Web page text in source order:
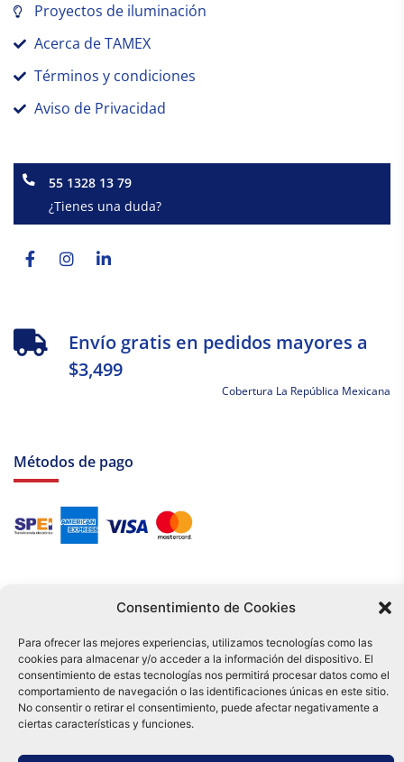
Consentimiento de Cookies
Para ofrecer las mejores experiencias, utilizamos tecnologías como las
cookies para almacenar y/o acceder a la información del dispositivo. El
consentimiento de estas tecnologías nos permitirá procesar datos como el
comportamiento de navegación o las identificaciones únicas en este sitio.
No consentir o retirar el consentimiento, puede afectar negativamente a
ciertas características y funciones.
Proyectos de iluminación
Acerca de TAMEX
Términos y condiciones
Aviso de Privacidad
55 1328 13 79
¿Tienes una duda?
f
Envío gratis en pedidos mayores a
$3,499
Cobertura La República Mexicana
Métodos de pago
Tu compra es respaldada por nuestro certificado SSL y operada bajo las
mejores prácticas de seguridad.
Distribuidora Tamex - México
e-commerce